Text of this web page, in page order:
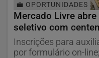
💼 OPORTUNIDADES
Mercado Livre
seletivo com
Inscrições para
por formulário on-